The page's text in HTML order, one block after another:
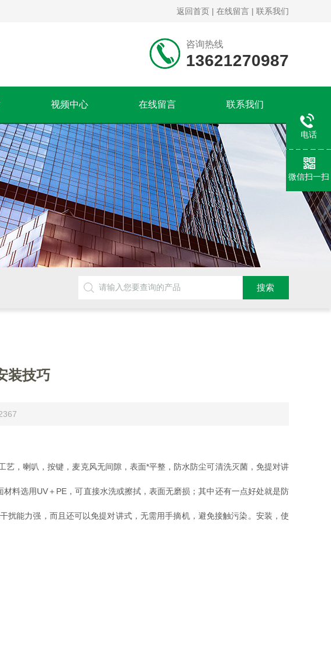
返回首页 | 在线留言 | 联系我们
咨询热线
13621270987
视频中心 在线留言 联系我们
装技巧
，喇叭，按键，麦克风无间隙，表面*平整，防水防尘可清洗灭菌，免提对讲
选用UV＋PE，可直接水洗或擦拭，表面无磨损；其中还有一点好处就是防
能力强，而且还可以免提对讲式，无需用手摘机，避免接触污染。安装，使
电话
微信扫一扫